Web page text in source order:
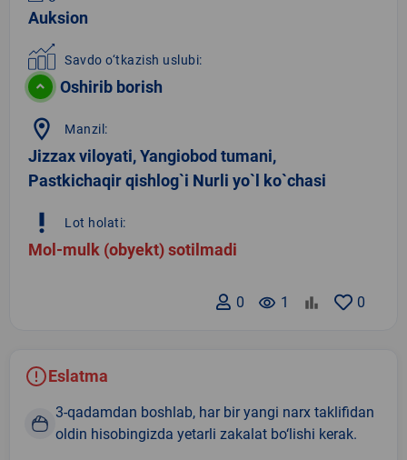
Auksion
Savdo o‘tkazish uslubi:
Oshirib borish
location_on Manzil:
Jizzax viloyati, Yangiobod tumani,
Pastkichaqir qishlog`i Nurli yo`l ko`chasi
priority_high Lot holati:
Mol-mulk (obyekt) sotilmadi
0
remove_red_eye 1
0
Eslatma
3-qadamdan boshlab, har bir yangi narx taklifidan
oldin hisobingizda yetarli zakalat bo‘lishi kerak.